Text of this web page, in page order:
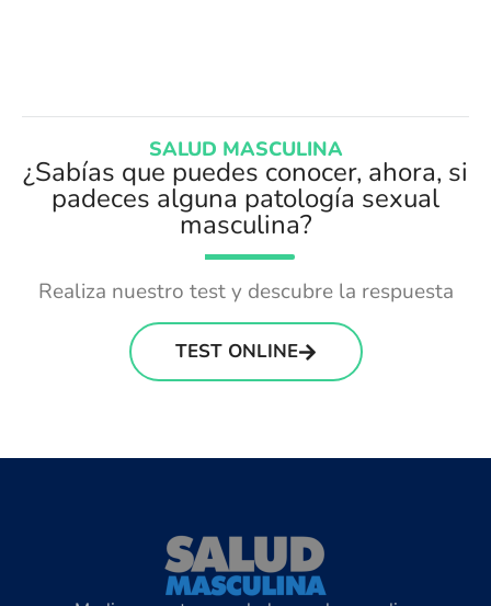
SALUD MASCULINA
¿Sabías que puedes conocer, ahora, si
padeces alguna patología sexual
masculina?
Realiza nuestro test y descubre la respuesta
TEST ONLINE